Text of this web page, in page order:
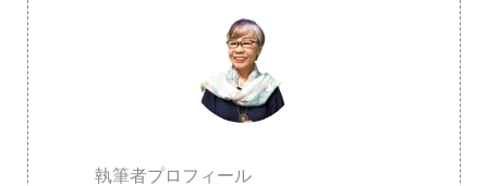
執筆者プロフィール